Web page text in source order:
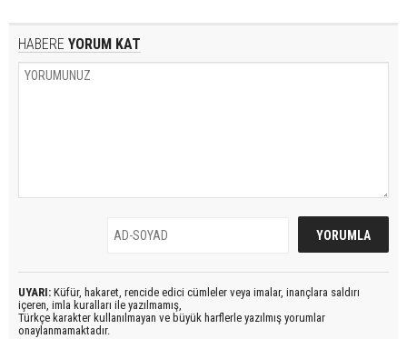
HABERE YORUM KAT
UYARI: Küfür, hakaret, rencide edici cümleler veya imalar, inançlara saldırı
içeren, imla kuralları ile yazılmamış,
Türkçe karakter kullanılmayan ve büyük harflerle yazılmış yorumlar
onaylanmamaktadır.